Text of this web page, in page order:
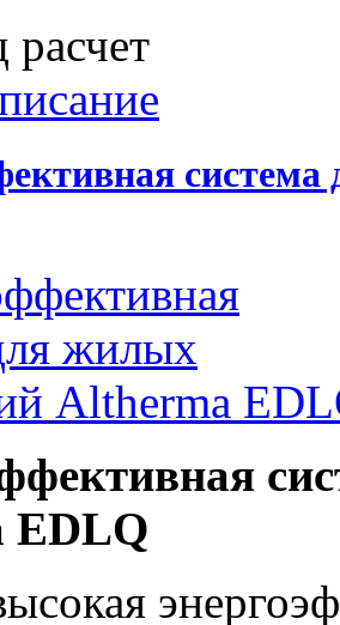
расчет
EDLQ